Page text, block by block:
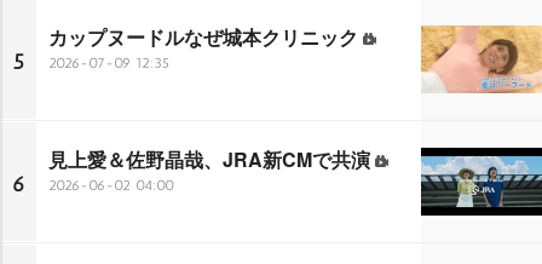
5
カップヌードルなぜ城本クリニック
2026-07-09 12:35
6
見上愛＆佐野晶哉、JRA新CMで共演
2026-06-02 04:00